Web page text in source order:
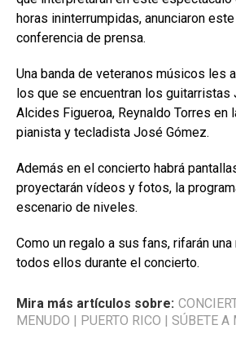
horas ininterrumpidas, anunciaron
conferencia de prensa.
Una banda de veteranos músicos les
los que se encuentran los guitarristas
Alcides Figueroa, Reynaldo Torres en
pianista y tecladista José Gómez.
Además en el concierto habrá
proyectarán vídeos y fotos, la
escenario de niveles.
Como un regalo a sus fans, rifarán
todos ellos durante el concierto.
Mira más artículos sobre:
MENUDO | PUERTO RICO | SÚBETE A